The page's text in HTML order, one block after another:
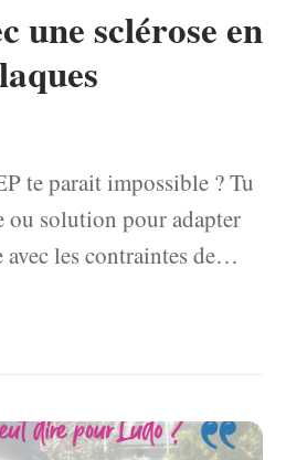
une sclérose en
te parait impossible ? Tu
ou solution pour adapter
avec les contraintes de…